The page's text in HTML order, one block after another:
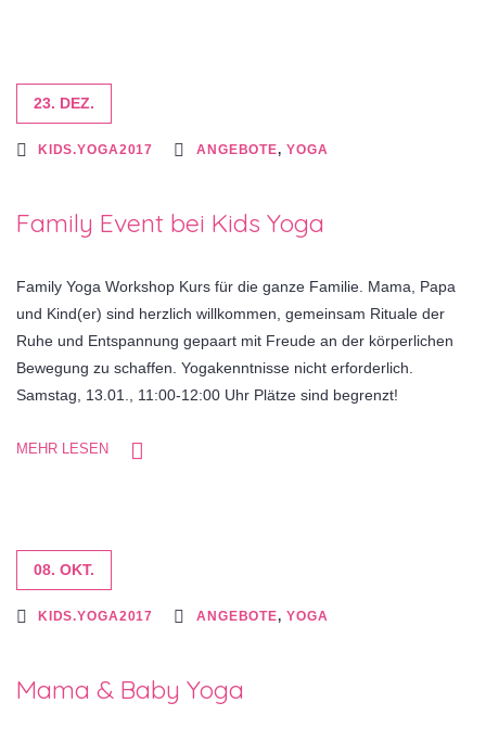
23. DEZ.
KIDS.YOGA2017 ANGEBOTE, YOGA
Family Event bei Kids Yoga
Family Yoga Workshop Kurs für die ganze Familie. Mama, Papa
und Kind(er) sind herzlich willkommen, gemeinsam Rituale der
Ruhe und Entspannung gepaart mit Freude an der körperlichen
Bewegung zu schaffen. Yogakenntnisse nicht erforderlich.
Samstag, 13.01., 11:00-12:00 Uhr Plätze sind begrenzt!
MEHR LESEN
08. OKT.
KIDS.YOGA2017 ANGEBOTE, YOGA
Mama & Baby Yoga